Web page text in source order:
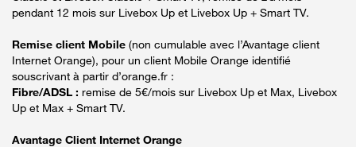
pendant 12 mois sur Livebox Up et Livebox Up + Smart TV.
Remise client Mobile (non cumulable avec l’Avantage client
Internet Orange), pour un client Mobile Orange identifié
souscrivant à partir d’orange.fr :
Fibre/ADSL : remise de 5€/mois sur Livebox Up et Max, Livebox
Up et Max + Smart TV.
Avantage Client Internet Orange